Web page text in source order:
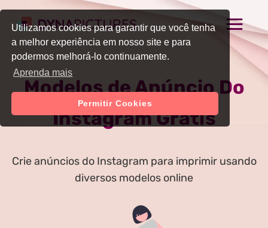
Utilizamos cookies para garantir que você tenha
a melhor experiência em nosso site e para
podermos melhorá-lo continuamente.
Aprenda mais
Permitir Cookies
Modelos de Anúncio Do
Instagram Grátis
Crie anúncios do Instagram para imprimir usando
diversos modelos online